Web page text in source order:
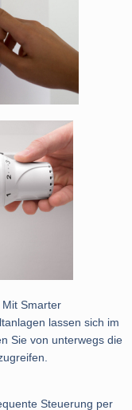
Smarter
lassen sich im
Sie von unterwegs die
Steuerung per